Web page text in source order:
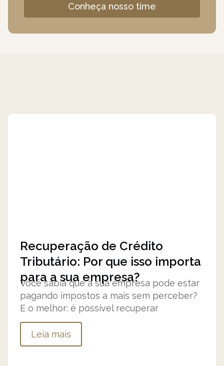
Conheça nosso time
Recuperação de Crédito
Tributário: Por que isso importa
para a sua empresa?
Você sabia que a sua empresa pode estar
pagando impostos a mais sem perceber?
E o melhor: é possível recuperar
Leia mais